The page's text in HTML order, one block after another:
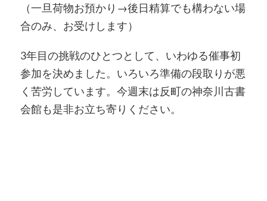
（一旦荷物お預かり→後日精算でも構わない場
合のみ、お受けします）
3年目の挑戦のひとつとして、いわゆる催事初
参加を決めました。いろいろ準備の段取りが悪
く苦労しています。今週末は反町の神奈川古書
会館も是非お立ち寄りください。